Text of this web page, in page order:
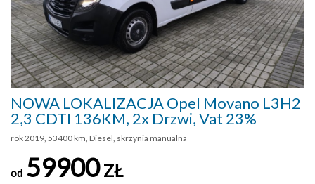
NOWA LOKALIZACJA Opel Movano L3H2
2,3 CDTI 136KM, 2x Drzwi, Vat 23%
rok 2019, 53400 km, Diesel, skrzynia manualna
od 59900ZŁ